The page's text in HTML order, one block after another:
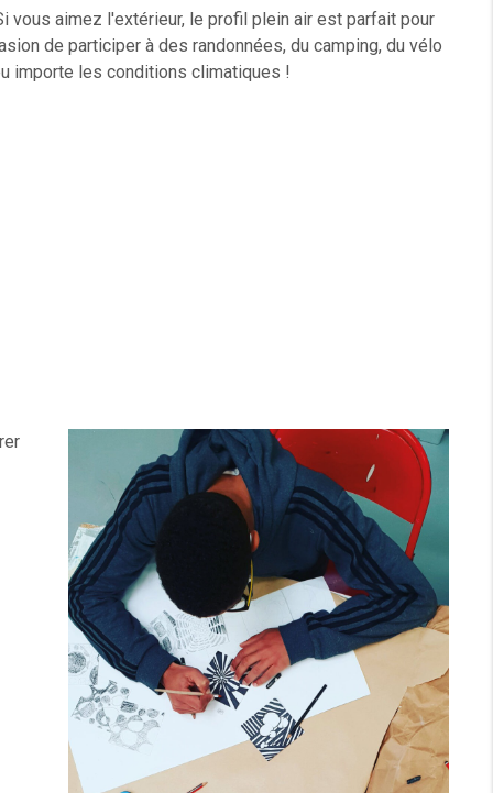
vous aimez l'extérieur, le profil plein air est parfait pour
de participer à des randonnées, du camping, du vélo
importe les conditions climatiques !